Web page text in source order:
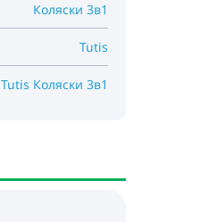
Коляски 3в1
Tutis
Tutis Коляски 3в1